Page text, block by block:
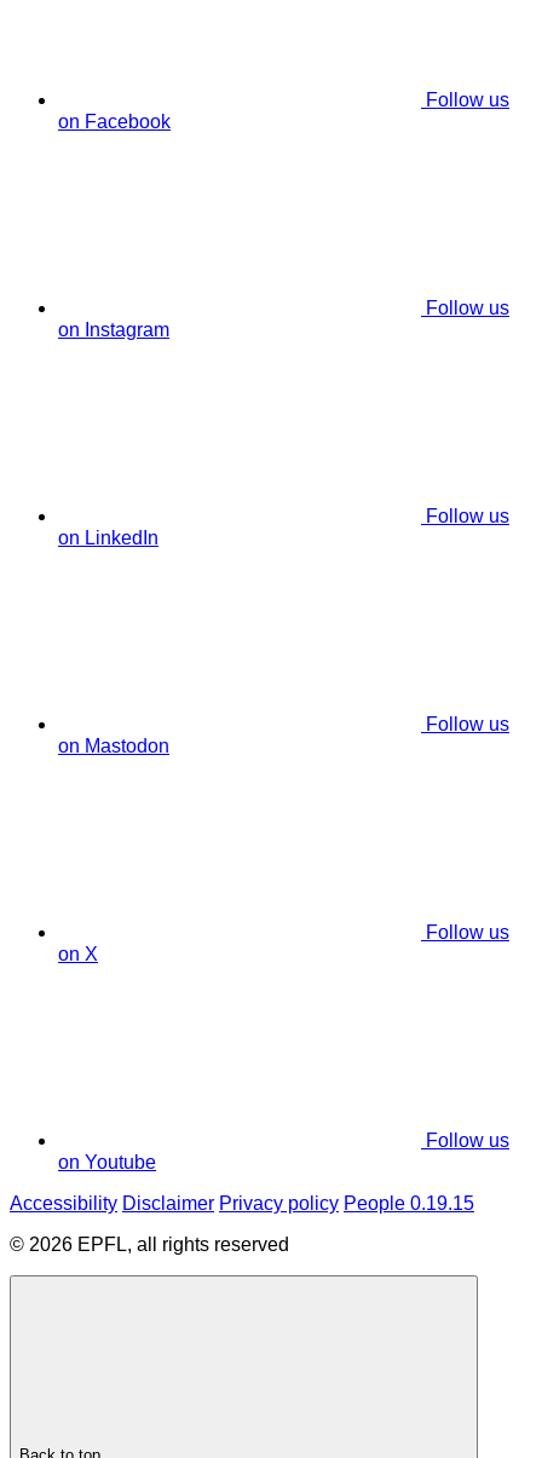
Follow us
on Facebook
Follow us
on Instagram
Follow us
on LinkedIn
Follow us
on Mastodon
Follow us
on X
Follow us
on Youtube
Accessibility Disclaimer Privacy policy People 0.19.15
© 2026 EPFL, all rights reserved